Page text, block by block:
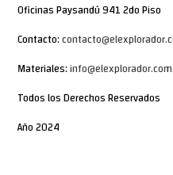
Oficinas Paysandú 941 2do Piso
Contacto:
Materiales:
Todos los Derechos Reservados
Año 2024